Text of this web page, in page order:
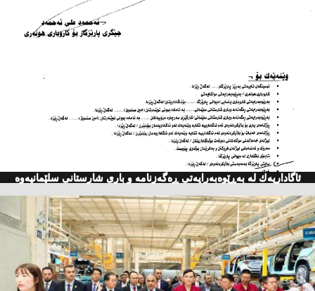
ئاگاداریه‌ك له‌ به‌ڕێوه‌به‌رایه‌تی ڕه‌گه‌زنامه‌ و باری شارستانی سلێمانیه‌وه‌